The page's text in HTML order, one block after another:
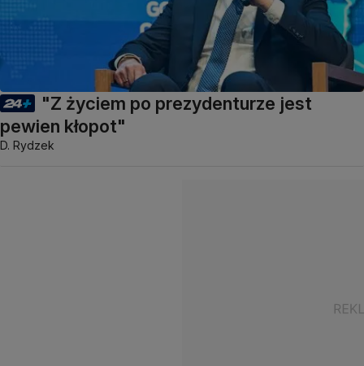
"Z życiem po prezydenturze jest
pewien kłopot"
D. Rydzek